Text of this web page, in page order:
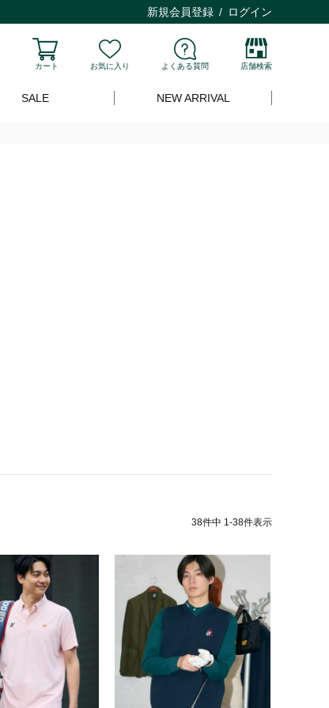
新規会員登録 ログイン
カート お気に入り よくある質問 店舗検索
SALE NEW ARRIVAL
38件中 1-38件表示